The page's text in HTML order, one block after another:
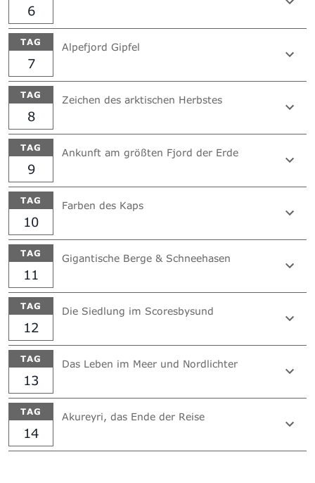
6
TAG
7
Alpefjord Gipfel
TAG
8
Zeichen des arktischen Herbstes
TAG
9
Ankunft am größten Fjord der Erde
TAG
10
Farben des Kaps
TAG
11
Gigantische Berge & Schneehasen
TAG
12
Die Siedlung im Scoresbysund
TAG
13
Das Leben im Meer und Nordlichter
TAG
14
Akureyri, das Ende der Reise